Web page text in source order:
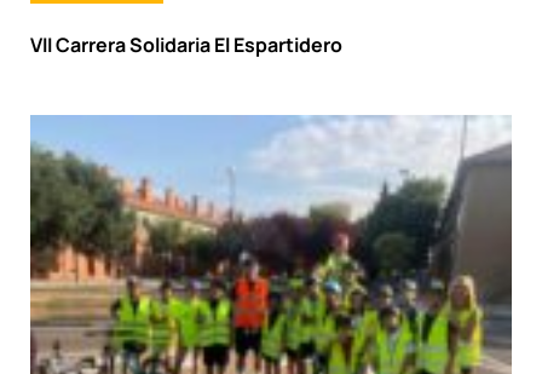
VII Carrera Solidaria El Espartidero